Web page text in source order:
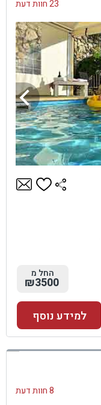
23 חוות דעת
החל מ
₪3500
למידע נוסף
8 חוות דעת